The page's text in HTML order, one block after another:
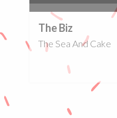
The Biz
The Sea And Cake